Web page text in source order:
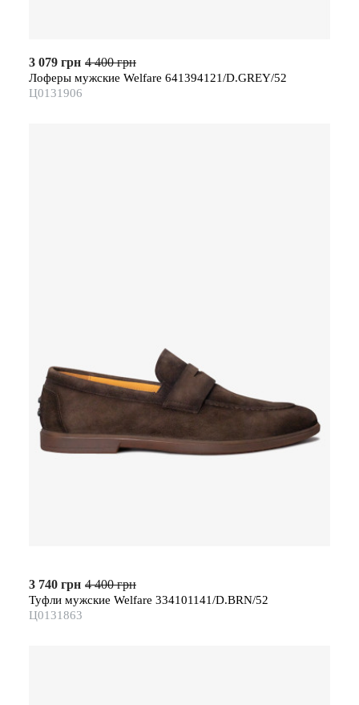
3 079 грн 4 400 грн
Лоферы мужские Welfare 641394121/D.GREY/52
Ц0131906
3 740 грн 4 400 грн
Туфли мужские Welfare 334101141/D.BRN/52
Ц0131863